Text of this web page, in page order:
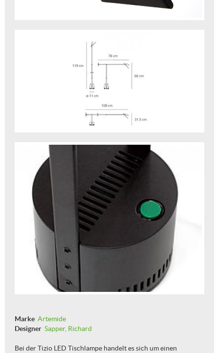
Marke Artemide
Designer Sapper, Richard
Bei der Tizio LED Tischlampe handelt es sich um einen